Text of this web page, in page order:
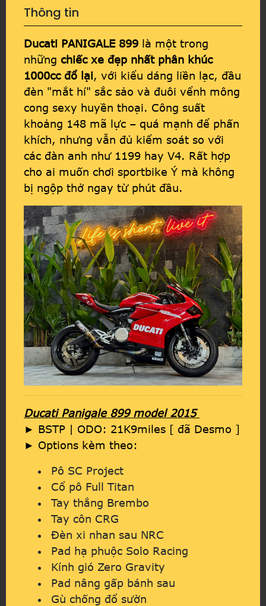
Thông tin
Ducati PANIGALE 899 là một trong
những chiếc xe đẹp nhất phân khúc
1000cc đổ lại, với kiểu dáng liền lạc, đầu
đèn "mắt hí" sắc sảo và đuôi vểnh mông
cong sexy huyền thoại. Công suất
khoảng 148 mã lực – quá mạnh để phấn
khích, nhưng vẫn đủ kiểm soát so với
các đàn anh như 1199 hay V4. Rất hợp
cho ai muốn chơi sportbike Ý mà không
bị ngộp thở ngay từ phút đầu.
Ducati Panigale 899 model 2015
► BSTP | ODO: 21K9miles [ đã Desmo ]
► Options kèm theo:
Pô SC Project
Cổ pô Full Titan
Tay thắng Brembo
Tay côn CRG
Đèn xi nhan sau NRC
Pad hạ phuộc Solo Racing
Kính gió Zero Gravity
Pad nâng gấp bánh sau
Gù chống đổ sườn